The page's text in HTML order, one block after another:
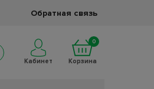
Обратная связь
Кабинет
0
Корзина